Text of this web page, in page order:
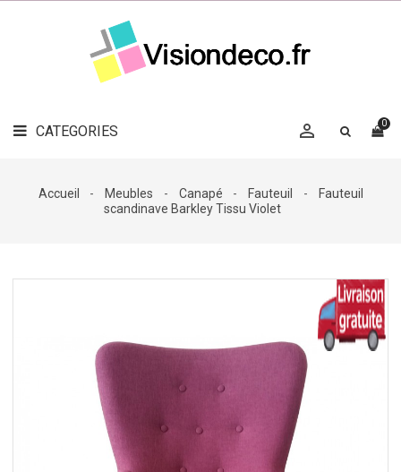
CATEGORIES 0

LE
MAG
DÉCO

DÉCO
Accueil Meubles Canapé Fauteuil
Fauteuil
scandinave Barkley Tissu Violet